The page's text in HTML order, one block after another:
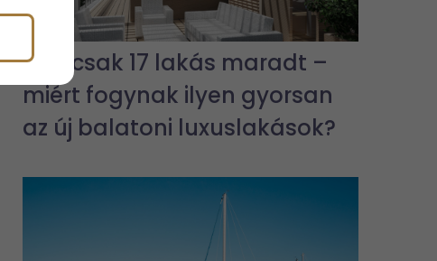
Már csak 17 lakás maradt –
miért fogynak ilyen gyorsan
az új balatoni luxuslakások?